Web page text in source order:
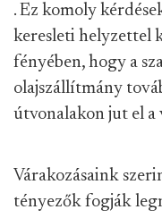
. Ez komoly
keresleti helyzettel
fényében, hogy a
olajszállítmány
útvonalakon jut el a
Várakozásaink
tényezők fogják